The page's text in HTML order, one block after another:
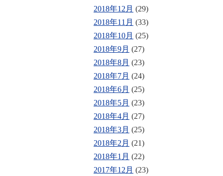
2018年12月 (29)
2018年11月 (33)
2018年10月 (25)
2018年9月 (27)
2018年8月 (23)
2018年7月 (24)
2018年6月 (25)
2018年5月 (23)
2018年4月 (27)
2018年3月 (25)
2018年2月 (21)
2018年1月 (22)
2017年12月 (23)